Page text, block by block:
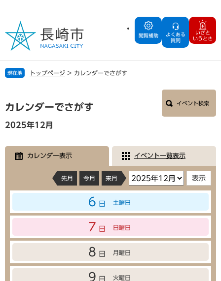
の
で
す
ー
ば
し
文
閲覧補助
よくある
質問
いざと
いうとき
現在地 トップページ > カレンダーでさがす
文
カレンダーでさがす イベント検索
2025年12月
カレンダー表示 イベント一覧表示
先月 今月 来月
6 日 土曜日
7 日 日曜日
8 日 月曜日
9 日 火曜日